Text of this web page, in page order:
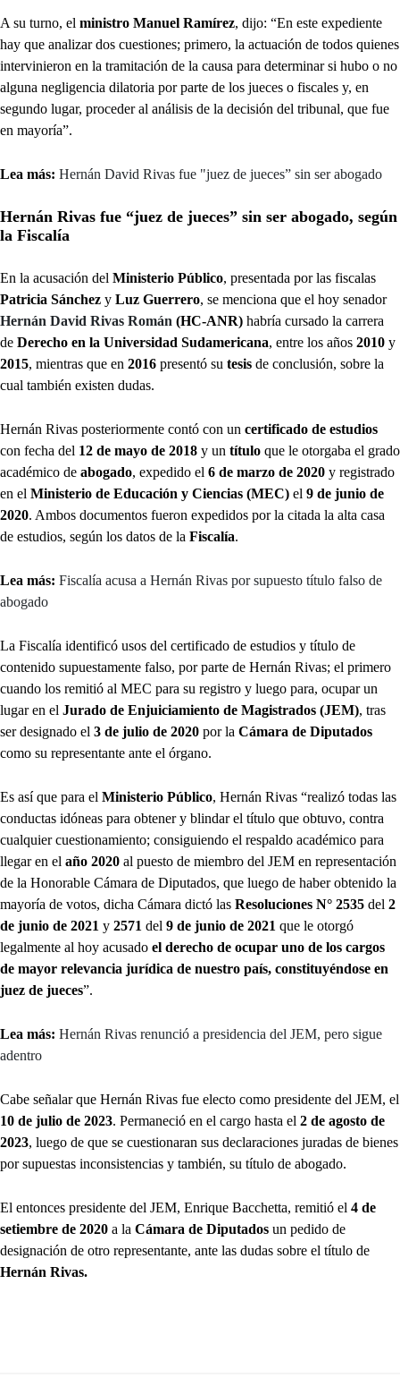
A su turno, el ministro Manuel Ramírez, dijo: “En este expediente
hay que analizar dos cuestiones; primero, la actuación de todos quienes
intervinieron en la tramitación de la causa para determinar si hubo o no
alguna negligencia dilatoria por parte de los jueces o fiscales y, en
segundo lugar, proceder al análisis de la decisión del tribunal, que fue
en mayoría”.
Lea más: Hernán David Rivas fue "juez de jueces” sin ser abogado
Hernán Rivas fue “juez de jueces” sin ser abogado, según
la Fiscalía
En la acusación del Ministerio Público, presentada por las fiscalas
Patricia Sánchez y Luz Guerrero, se menciona que el hoy senador
Hernán David Rivas Román (HC-ANR) habría cursado la carrera
de Derecho en la Universidad Sudamericana, entre los años 2010 y
2015, mientras que en 2016 presentó su tesis de conclusión, sobre la
cual también existen dudas.
Hernán Rivas posteriormente contó con un certificado de estudios
con fecha del 12 de mayo de 2018 y un título que le otorgaba el grado
académico de abogado, expedido el 6 de marzo de 2020 y registrado
en el Ministerio de Educación y Ciencias (MEC) el 9 de junio de
2020. Ambos documentos fueron expedidos por la citada la alta casa
de estudios, según los datos de la Fiscalía.
Lea más: Fiscalía acusa a Hernán Rivas por supuesto título falso de
abogado
La Fiscalía identificó usos del certificado de estudios y título de
contenido supuestamente falso, por parte de Hernán Rivas; el primero
cuando los remitió al MEC para su registro y luego para, ocupar un
lugar en el Jurado de Enjuiciamiento de Magistrados (JEM), tras
ser designado el 3 de julio de 2020 por la Cámara de Diputados
como su representante ante el órgano.
Es así que para el Ministerio Público, Hernán Rivas “realizó todas las
conductas idóneas para obtener y blindar el título que obtuvo, contra
cualquier cuestionamiento; consiguiendo el respaldo académico para
llegar en el año 2020 al puesto de miembro del JEM en representación
de la Honorable Cámara de Diputados, que luego de haber obtenido la
mayoría de votos, dicha Cámara dictó las Resoluciones N° 2535 del 2
de junio de 2021 y 2571 del 9 de junio de 2021 que le otorgó
legalmente al hoy acusado el derecho de ocupar uno de los cargos
de mayor relevancia jurídica de nuestro país, constituyéndose en
juez de jueces”.
Lea más: Hernán Rivas renunció a presidencia del JEM, pero sigue
adentro
Cabe señalar que Hernán Rivas fue electo como presidente del JEM, el
10 de julio de 2023. Permaneció en el cargo hasta el 2 de agosto de
2023, luego de que se cuestionaran sus declaraciones juradas de bienes
por supuestas inconsistencias y también, su título de abogado.
El entonces presidente del JEM, Enrique Bacchetta, remitió el 4 de
setiembre de 2020 a la Cámara de Diputados un pedido de
designación de otro representante, ante las dudas sobre el título de
Hernán Rivas.